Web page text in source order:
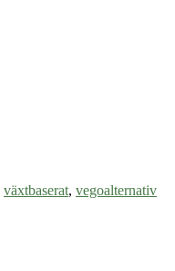
växtbaserat, vegoalternativ